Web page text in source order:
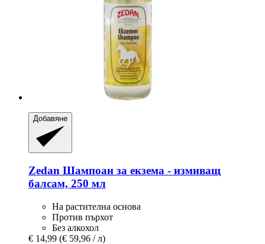
Добавяне
Zedan Шампоан за екзема -​ измиващ
балсам, 250 мл
На растителна основа
Против пърхот
Без алкохол
€ 14,99 (€ 59,96 / л)